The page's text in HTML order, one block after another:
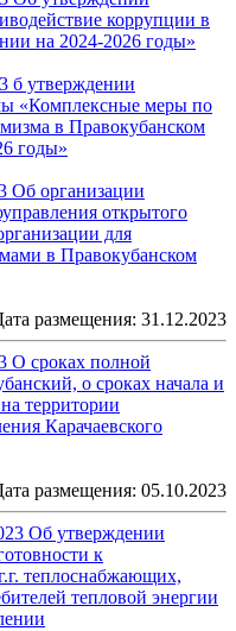
коррупции в
на 2024-2026 годы»
б утверждении
«Комплексные меры по
в Правокубанском
годы»
Об организации
открытого
для
в Правокубанском
размещения: 31.12.2023
О сроках полной
о сроках начала и
территории
Карачаевского
размещения: 05.10.2023
Об утверждении
к
теплоснабжающих,
тепловой энергии